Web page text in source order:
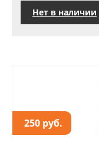
Нет в наличии
250 руб.